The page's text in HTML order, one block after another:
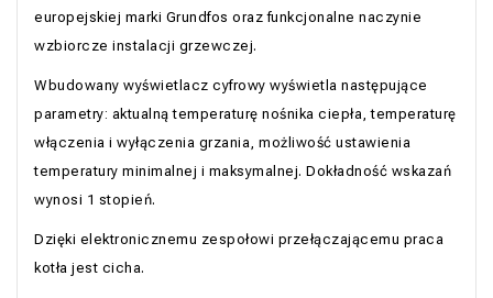
europejskiej marki Grundfos oraz funkcjonalne naczynie
wzbiorcze instalacji grzewczej.
Wbudowany wyświetlacz cyfrowy wyświetla następujące
parametry: aktualną temperaturę nośnika ciepła, temperaturę
włączenia i wyłączenia grzania, możliwość ustawienia
temperatury minimalnej i maksymalnej. Dokładność wskazań
wynosi 1 stopień.
Dzięki elektronicznemu zespołowi przełączającemu praca
kotła jest cicha.